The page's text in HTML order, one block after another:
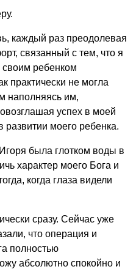
каждый раз преодолевая
связанный с тем, что я
своим ребенком
практически не могла
наполняясь им,
успех в моей
развитии моего ребенка.
была глотком воды в
характер моего Бога и
когда глаза видели
сразу. Сейчас уже
что операция и
полностью
абсолютно спокойно и